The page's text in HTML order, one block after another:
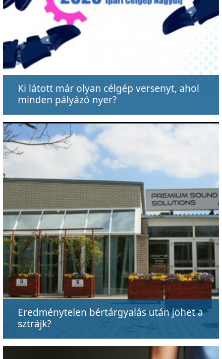
Ki látott már olyan célgép versenyt, ahol
minden pályázó nyer?
Eredménytelen bértárgyalás után jöhet a
sztrájk?